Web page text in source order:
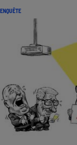
ENQUÊTE